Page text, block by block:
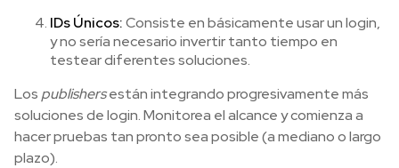
IDs Únicos:Consiste en básicamente usar un login,
y no sería necesario invertir tanto tiempo en
testear diferentes soluciones.
Los publishersestán integrando progresivamente más
soluciones de login. Monitorea el alcance y comienza a
hacer pruebas tan pronto sea posible (a mediano o largo
plazo).